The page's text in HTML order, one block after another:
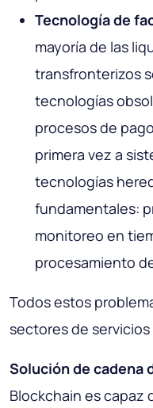
Tecnología de
mayoría de las
transfronterizos
tecnologías
procesos de
primera vez a
tecnologías
fundamentales:
monitoreo en
procesamiento
Todos estos
sectores de
Solución de cadena
Blockchain es capaz